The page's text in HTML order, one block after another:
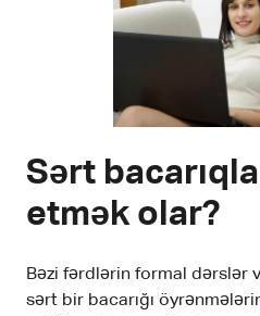
Sərt
etmək olar?
Bəzi fərdlərin formal dərslər
sərt bir bacarığı